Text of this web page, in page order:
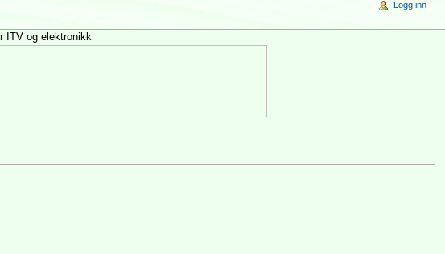
ITV og elektronikk
Logg inn